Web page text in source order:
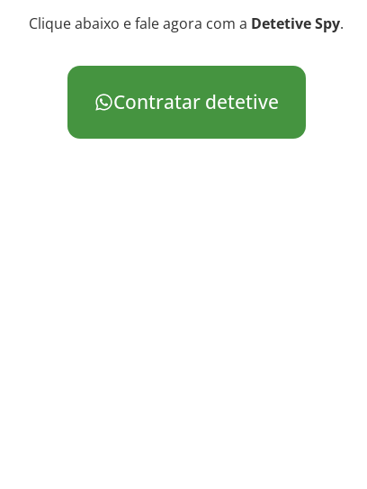
Clique abaixo e fale agora com a Detetive Spy.
Contratar detetive